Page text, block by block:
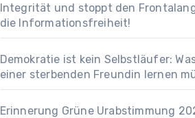
Integrität und stoppt den
die Informationsfreiheit!
Demokratie ist kein Selbstläufer:
einer sterbenden Freundin lernen
Erinnerung Grüne Urabstimmung